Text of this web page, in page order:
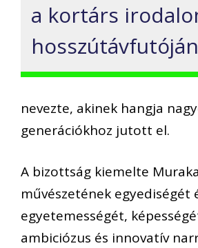
a kortárs
nevezte, akinek hangja
generációkhoz jutott el.
A bizottság kiemelte
művészetének egyediségét
egyetemességét,
ambiciózus és innovatív